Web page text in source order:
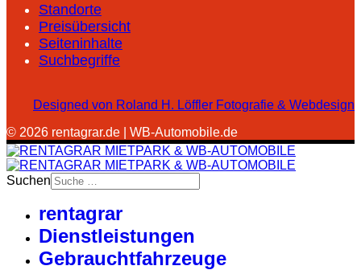
Standorte
Preisübersicht
Seiteninhalte
Suchbegriffe
Designed von Roland H. Löffler Fotografie & Webdesign
© 2026 rentagrar.de | WB-Automobile.de
Suchen
rentagrar
Dienstleistungen
Gebrauchtfahrzeuge